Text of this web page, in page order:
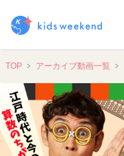
TOP アーカイブ動画一覧